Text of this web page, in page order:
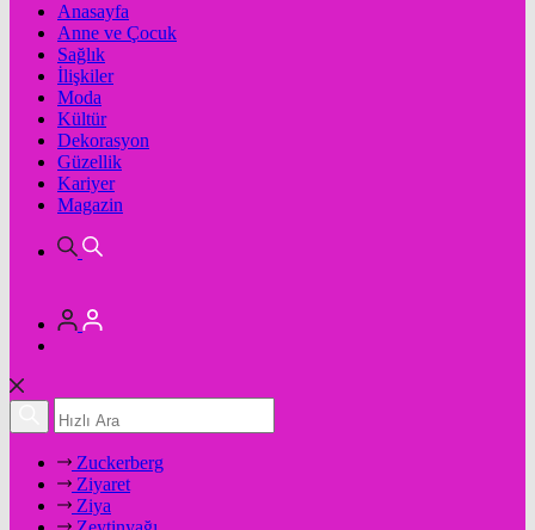
Anasayfa
Anne ve Çocuk
Sağlık
İlişkiler
Moda
Kültür
Dekorasyon
Güzellik
Kariyer
Magazin
Zuckerberg
Ziyaret
Ziya